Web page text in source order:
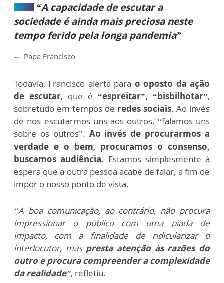
“A capacidade de escutar a
sociedade é ainda mais preciosa neste
tempo ferido pela longa pandemia”
Papa Francisco
Todavia, Francisco alerta para o oposto da ação
de escutar, que é “espreitar”, “bisbilhotar”,
sobretudo em tempos de redes sociais. Ao invés
de nos escutarmos uns aos outros, “falamos uns
sobre os outros”. Ao invés de procurarmos a
verdade e o bem, procuramos o consenso,
buscamos audiência. Estamos simplesmente à
espera que a outra pessoa acabe de falar, a fim de
impor o nosso ponto de vista.
“A boa comunicação, ao contrário, não procura
impressionar o público com uma piada de
impacto, com a finalidade de ridicularizar o
interlocutor, maspresta atenção às razões do
outro e procura compreender a complexidade
da realidade”, refletiu.